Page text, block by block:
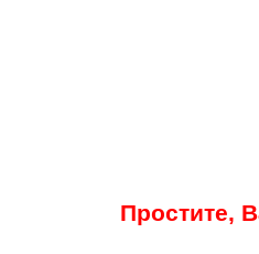
Простите,